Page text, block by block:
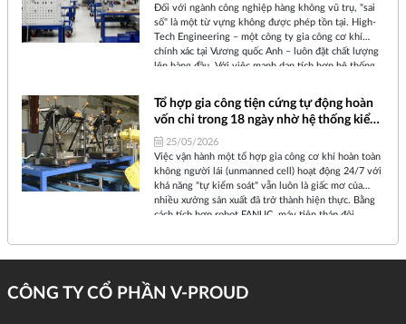
Đối với ngành công nghiệp hàng không vũ trụ, "sai
số" là một từ vựng không được phép tồn tại. High-
Tech Engineering – một công ty gia công cơ khí
chính xác tại Vương quốc Anh – luôn đặt chất lượng
lên hàng đầu. Với việc mạnh dạn tích hợp hệ thống
đã hiện thực hóa được mục tiêu kiểm tra 100% sản
phẩm đầu ra, đưa tỷ lệ phế phẩm về con số 0 tròn
trĩnh, đồng thời giảm một nửa yêu cầu về nhân sự
đo lường và cắt giảm tới 27% chi phí sản xuất.
Tổ hợp gia công tiện cứng tự động hoàn
vốn chỉ trong 18 ngày nhờ hệ thống kiểm
soát quy trình thông minh
25/05/2026
Việc vận hành một tổ hợp gia công cơ khí hoàn toàn
không người lái (unmanned cell) hoạt động 24/7 với
khả năng "tự kiểm soát" vẫn luôn là giấc mơ của
nhiều xưởng sản xuất đã trở thành hiện thực. Bằng
cách tích hợp robot FANUC, máy tiện tháp đôi
Renishaw, họ không chỉ tự động hóa hoàn toàn quy
trình tiện cứng (hard turning) mà còn đạt được mức
CÔNG TY CỔ PHẦN V-PROUD